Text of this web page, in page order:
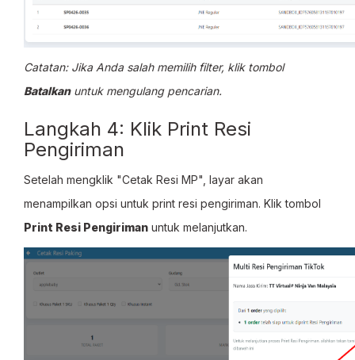
Catatan: Jika Anda salah memilih filter, klik tombol
Batalkanuntuk mengulang pencarian.
Langkah 4: Klik Print Resi
Pengiriman
Setelah mengklik "Cetak Resi MP", layar akan
menampilkan opsi untuk print resi pengiriman. Klik tombol
Print Resi Pengiriman untuk melanjutkan.